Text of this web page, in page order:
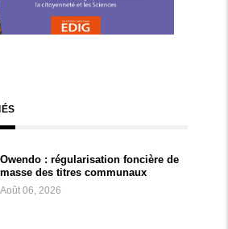
Owendo : régularisation foncière de
masse des titres communaux
Août 06, 2026